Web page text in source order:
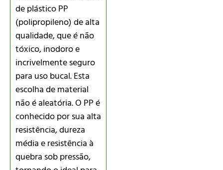
de plástico PP
(polipropileno) de alta
qualidade, que é não
tóxico, inodoro e
incrivelmente seguro
para uso bucal. Esta
escolha de material
não é aleatória. O PP é
conhecido por sua alta
resistência, dureza
média e resistência à
quebra sob pressão,